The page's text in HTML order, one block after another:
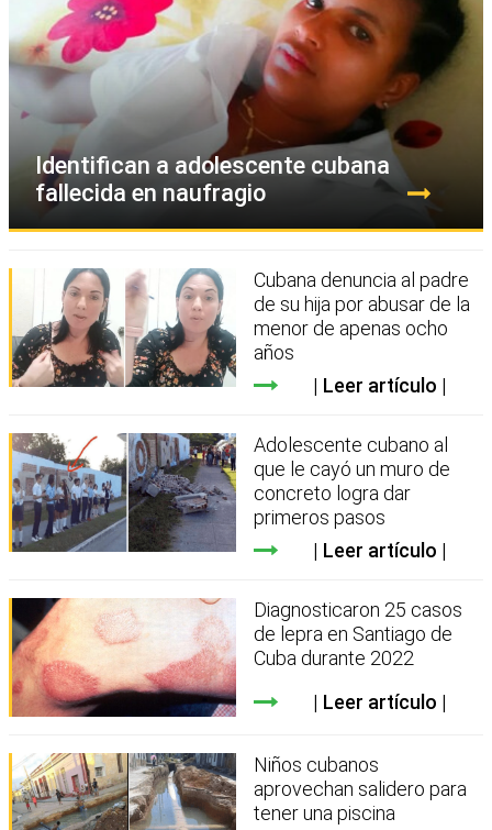
Identifican a adolescente cubana
fallecida en naufragio
Cubana denuncia al padre
de su hija por abusar de la
menor de apenas ocho
años
Leer artículo
Adolescente cubano al
que le cayó un muro de
concreto logra dar
primeros pasos
Leer artículo
Diagnosticaron 25 casos
de lepra en Santiago de
Cuba durante 2022
Leer artículo
Niños cubanos
aprovechan salidero para
tener una piscina